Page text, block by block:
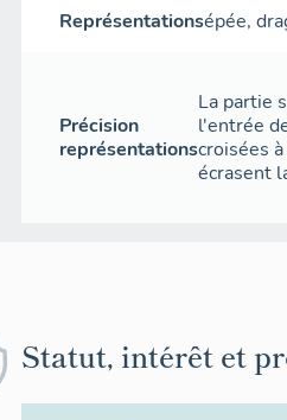
Représentationsépée,
Précision
représentations
La partie
l'entrée
croisées
écrasent
Statut, intérêt et